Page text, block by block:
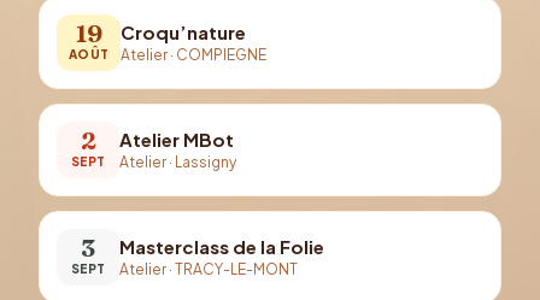
19
AOÛT
Croqu’nature
Atelier · COMPIEGNE
2
SEPT
Atelier MBot
Atelier · Lassigny
3
SEPT
Masterclass de la Folie
Atelier · TRACY-LE-MONT